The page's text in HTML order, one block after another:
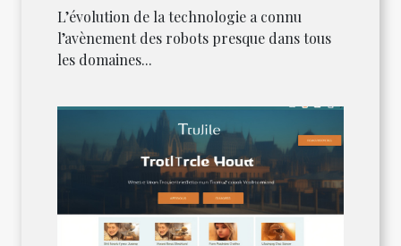
L’évolution de la technologie a connu
l’avènement des robots presque dans tous
les domaines...